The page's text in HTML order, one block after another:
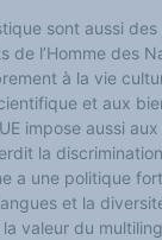
sont aussi
de l’Homme des
à la vie
et aux
impose aussi
la
a une politique
et la
valeur du